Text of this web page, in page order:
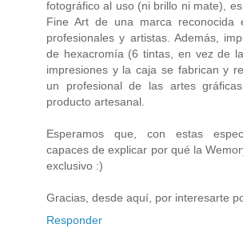
fotográfico al uso (ni brillo ni mate),
Fine Art de una marca
profesionales y artistas. Además,
de hexacromía (6 tintas, en vez de
impresiones y la caja se fabrican y
un profesional de las artes
producto artesanal.
Esperamos que, con estas
capaces de explicar por qué la
exclusivo :)
Gracias, desde aquí, por interesarte
Responder